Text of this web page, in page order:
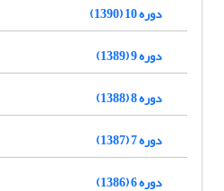
دوره 10 (1390)
دوره 9 (1389)
دوره 8 (1388)
دوره 7 (1387)
دوره 6 (1386)